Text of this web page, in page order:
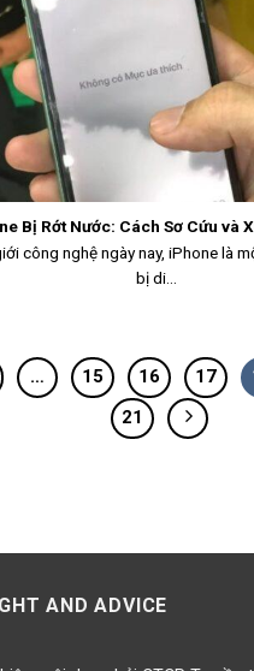
Bị Rớt Nước: Cách Sơ Cứu và
công nghệ ngày nay, iPhone là
bị di...
… 15 16 17
21
AND ADVICE